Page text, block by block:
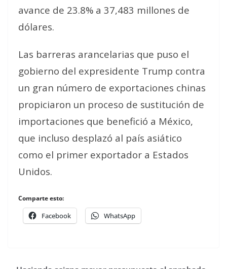
avance de 23.8% a 37,483 millones de
dólares.
Las barreras arancelarias que puso el
gobierno del expresidente Trump contra
un gran número de exportaciones chinas
propiciaron un proceso de sustitución de
importaciones que benefició a México,
que incluso desplazó al país asiático
como el primer exportador a Estados
Unidos.
Comparte esto:
Facebook WhatsApp